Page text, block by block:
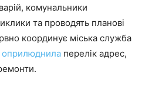
комунальники
та проводять планові
координує міська служба
оприлюднила перелік адрес,